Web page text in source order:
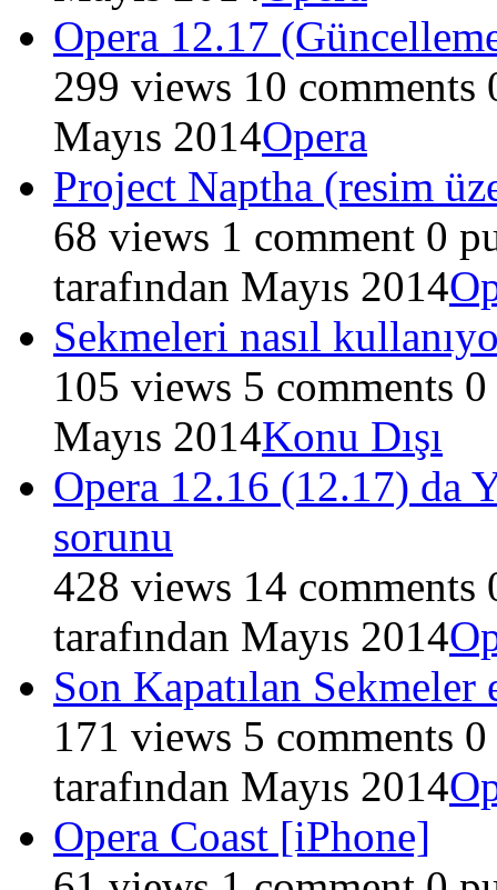
Opera 12.17
299 views 10 comments
Mayıs 2014Opera
Project Naptha (resim
68 views 1 comment 0
tarafından Mayıs 2014
Sekmeleri nasıl
105 views 5 comments 0
Mayıs 2014Konu Dışı
Opera 12.16 (12.17) da
sorunu
428 views 14 comments
tarafından Mayıs 2014
Son Kapatılan Sekmeler
171 views 5 comments 0
tarafından Mayıs 2014
Opera Coast [iPhone]